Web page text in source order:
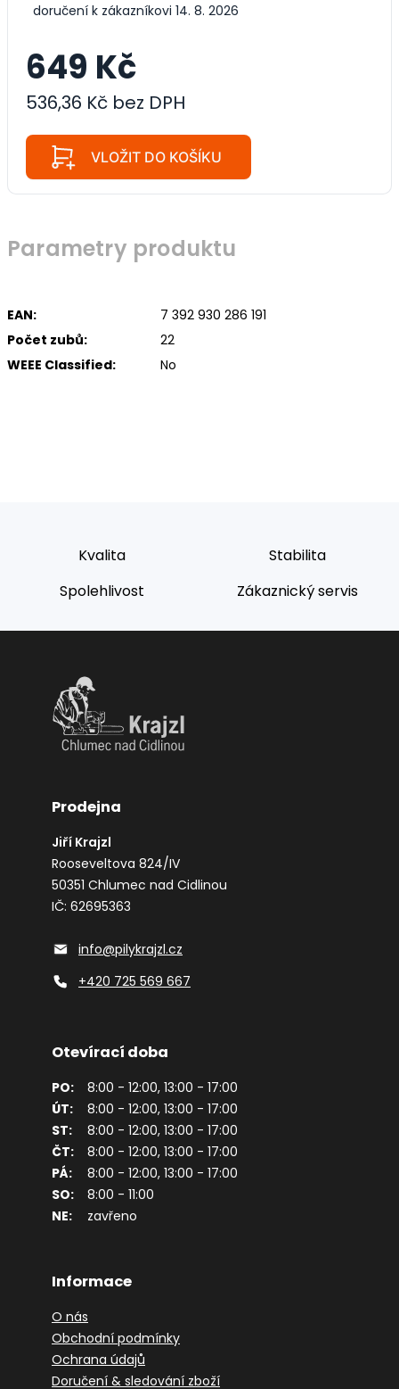
doručení k zákazníkovi 14. 8. 2026
649 Kč
536,36 Kč bez DPH
VLOŽIT DO KOŠÍKU
Parametry produktu
EAN:
7 392 930 286 191
Počet zubů:
22
WEEE Classified:
No
Kvalita
Stabilita
Spolehlivost
Zákaznický servis
Prodejna
Jiří Krajzl
Rooseveltova 824/IV
50351 Chlumec nad Cidlinou
IČ: 62695363
info@pilykrajzl.cz
+420 725 569 667
Otevírací doba
PO:
8:00 - 12:00, 13:00 - 17:00
ÚT:
8:00 - 12:00, 13:00 - 17:00
ST:
8:00 - 12:00, 13:00 - 17:00
ČT:
8:00 - 12:00, 13:00 - 17:00
PÁ:
8:00 - 12:00, 13:00 - 17:00
SO:
8:00 - 11:00
NE:
zavřeno
Informace
O nás
Obchodní podmínky
Ochrana údajů
Doručení & sledování zboží